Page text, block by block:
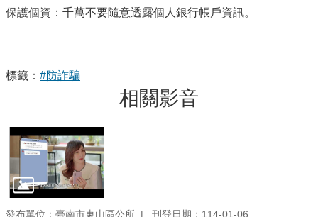
保護個資：千萬不要隨意透露個人銀行帳戶資訊。
標籤： #防詐騙
相關影音
發布單位：臺南市東山區公所
刊登日期：114-01-06